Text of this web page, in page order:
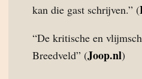
kan die gast schrijven.” (
“De kritische en
Breedveld” (Joop.nl)